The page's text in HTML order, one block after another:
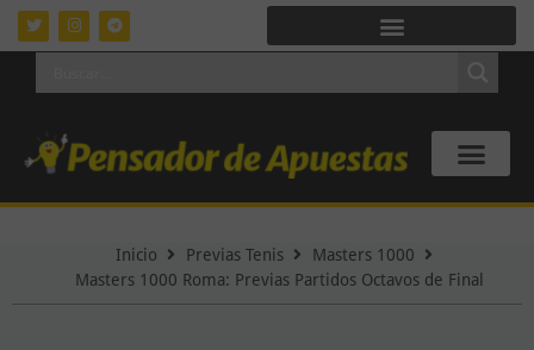
Inicio Previas Tenis
Masters 1000
Masters 1000 Roma: Previas Partidos Octavos de Final